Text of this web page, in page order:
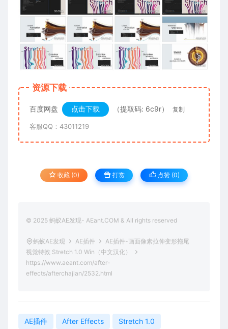
资源下载
百度网盘 点击下载 （提取码: 6c9r） 复制
客服QQ：43011219
收藏 (0) 打赏 点赞 (0)
© 2025 蚂蚁AE发现- AEant.COM & All rights reserved
蚂蚁AE发现 AE插件
AE插件-画面像素拉伸变形拖尾
视觉特效 Stretch 1.0 Win（中文汉化）
https://www.aeant.com/after-
effects/afterchajian/2532.html
AE插件 After Effects Stretch 1.0